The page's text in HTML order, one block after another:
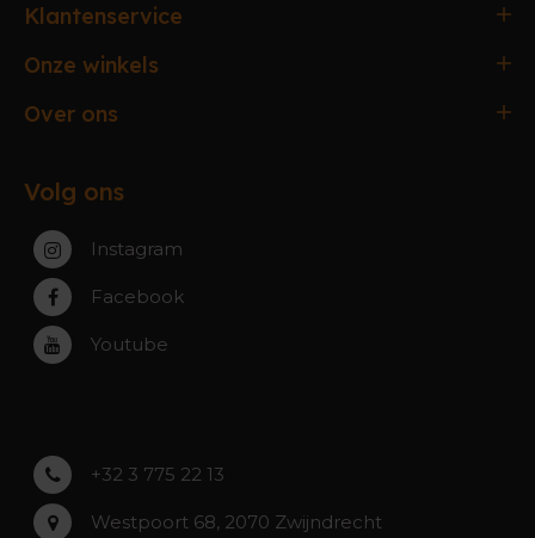
Klantenservice
Bestellen & Betalen
Service, Garantie & Reparatie
Onze winkels
Antwerpen
Paal-Beringen
Zwijndrecht
Rumst
Roeselare
Asse
Over ons
Werking winkels
Contact
Volg ons
Instagram
Facebook
Youtube
+32 3 775 22 13
Westpoort 68, 2070 Zwijndrecht